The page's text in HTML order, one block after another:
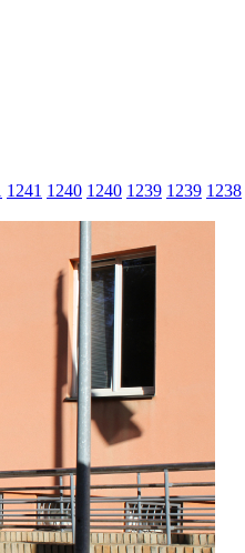
1241 1240 1240 1239 1239 1238